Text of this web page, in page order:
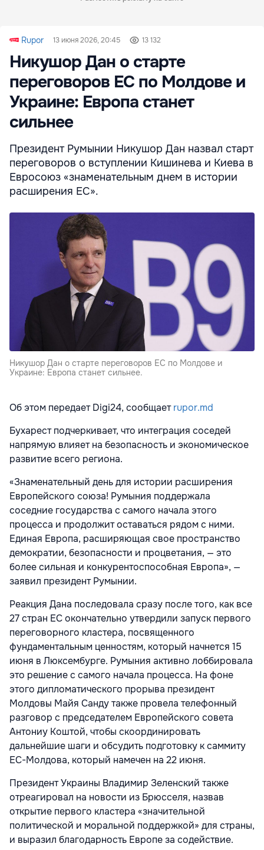
Rupor 13 июня 2026, 20:45 13 132
Никушор Дан о старте
переговоров ЕС по Молдове и
Украине: Европа станет
сильнее
Президент Румынии Никушор Дан назвал старт
переговоров о вступлении Кишинева и Киева в
Евросоюз «знаменательным днем в истории
расширения ЕС».
Никушор Дан о старте переговоров ЕС по Молдове и
Украине: Европа станет сильнее.
Об этом передает Digi24, сообщаетrupor.md
Бухарест подчеркивает, что интеграция соседей
напрямую влияет на безопасность и экономическое
развитие всего региона.
«Знаменательный день для истории расширения
Европейского союза! Румыния поддержала
соседние государства с самого начала этого
процесса и продолжит оставаться рядом с ними.
Единая Европа, расширяющая свое пространство
демократии, безопасности и процветания, — это
более сильная и конкурентоспособная Европа», —
заявил президент Румынии.
Реакция Дана последовала сразу после того, как все
27 стран ЕС окончательно утвердили запуск первого
переговорного кластера, посвященного
фундаментальным ценностям, который начнется 15
июня в Люксембурге. Румыния активно лоббировала
это решение с самого начала процесса. На фоне
этого дипломатического прорыва президент
Молдовы Майя Санду также провела телефонный
разговор с председателем Европейского совета
Антониу Коштой, чтобы скоординировать
дальнейшие шаги и обсудить подготовку к саммиту
ЕС-Молдова, который намечен на 22 июня.
Президент Украины Владимир Зеленский также
отреагировал на новости из Брюсселя, назвав
открытие первого кластера «значительной
политической и моральной поддержкой» для страны,
и выразил благодарность Европе за содействие.